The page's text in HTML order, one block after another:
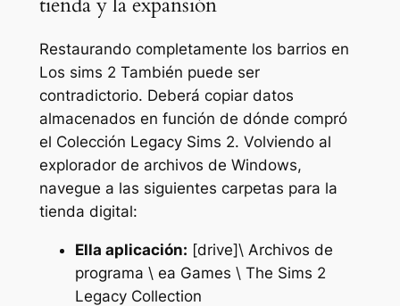
Restaurando completamente los barrios en
Los sims 2 También puede ser
contradictorio. Deberá copiar datos
almacenados en función de dónde compró
el Colección Legacy Sims 2. Volviendo al
explorador de archivos de Windows,
navegue a las siguientes carpetas para la
tienda digital:
Ella aplicación: [drive]\ Archivos de
programa \ ea Games \ The Sims 2
Legacy Collection